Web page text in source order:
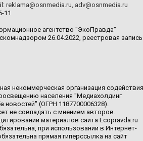
reklama@osnmedia.ru, adv@osnmedia.ru
11
агентство "ЭкоПравда"
26.04.2022, реестровая запись
некоммерческая организация содействия
населения "Медиахолдинг
новостей" (ОГРН 1187700006328).
не совпадать с мнением авторов.
материалов сайта Ecopravda.ru
при использовании в Интернет-
прямая гиперссылка на сайт